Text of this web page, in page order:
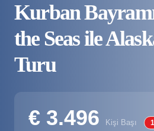
Kurban
the Seas ile
Turu
€ 3.496 Kişi Başı